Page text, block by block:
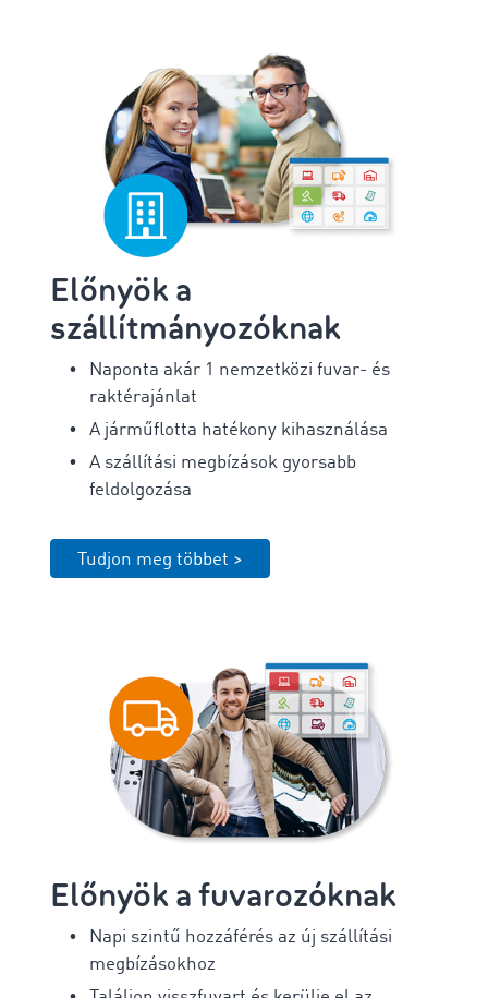
Előnyök a
szállítmányozóknak
Naponta akár 1 nemzetközi fuvar- és
raktérajánlat
A járműflotta hatékony kihasználása
A szállítási megbízások gyorsabb
feldolgozása
Tudjon meg többet >
Előnyök a fuvarozóknak
Napi szintű hozzáférés az új szállítási
megbízásokhoz